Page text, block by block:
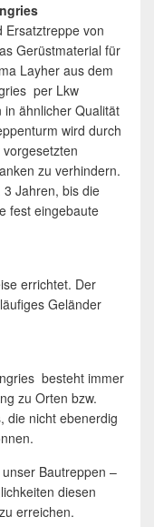
Ersatztreppe von
Gerüstmaterial für
Layher aus dem
per Lkw
ähnlicher Qualität
wird durch
zu verhindern.
Jahren, bis die
fest eingebaute
errichtet. Der
Geländer
besteht immer
zu Orten bzw.
die nicht ebenerdig
Bautreppen –
diesen
erreichen.